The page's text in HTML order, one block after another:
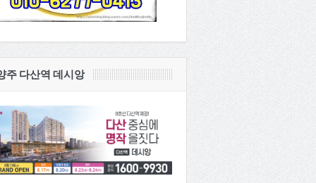
주 다산역 데시앙